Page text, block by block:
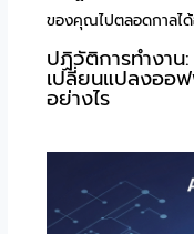
ปฏิวัติการทำงา
เปลี่ยนแปลงออ
อย่างไร